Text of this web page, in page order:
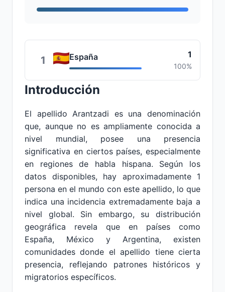
1 España 1
100%
Introducción
El apellido Arantzadi es una denominación
que, aunque no es ampliamente conocida a
nivel mundial, posee una presencia
significativa en ciertos países, especialmente
en regiones de habla hispana. Según los
datos disponibles, hay aproximadamente 1
persona en el mundo con este apellido, lo que
indica una incidencia extremadamente baja a
nivel global. Sin embargo, su distribución
geográfica revela que en países como
España, México y Argentina, existen
comunidades donde el apellido tiene cierta
presencia, reflejando patrones históricos y
migratorios específicos.